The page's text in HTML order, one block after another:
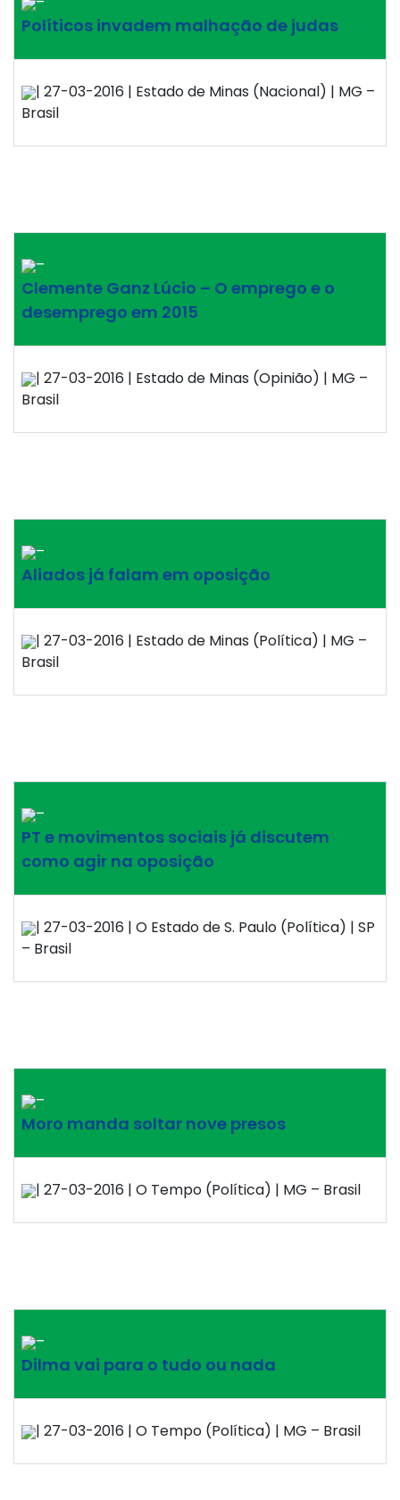
Políticos invadem malhação de judas
| 27-03-2016 | Estado de Minas (Nacional) | MG –
Brasil
–
Clemente Ganz Lúcio – O emprego e o
desemprego em 2015
| 27-03-2016 | Estado de Minas (Opinião) | MG –
Brasil
–
Aliados já falam em oposição
| 27-03-2016 | Estado de Minas (Política) | MG –
Brasil
–
PT e movimentos sociais já discutem
como agir na oposição
| 27-03-2016 | O Estado de S. Paulo (Política) | SP
– Brasil
–
Moro manda soltar nove presos
| 27-03-2016 | O Tempo (Política) | MG – Brasil
–
Dilma vai para o tudo ou nada
| 27-03-2016 | O Tempo (Política) | MG – Brasil